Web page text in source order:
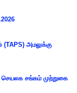
(TAPS) அமலுக்கு
செயலக சங்கம் முற்றுகை